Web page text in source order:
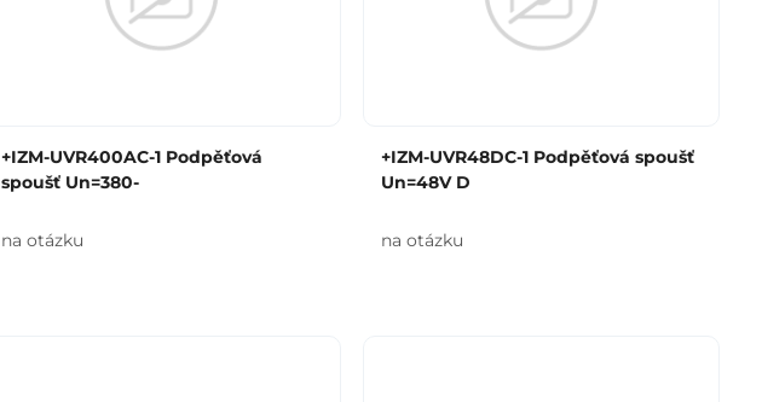
+IZM-UVR400AC-1 Podpěťová
spoušť Un=380-
na otázku
+IZM-UVR48DC-1 Podpěťová spoušť
Un=48V D
na otázku